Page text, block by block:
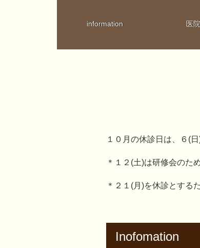
information 医
１０月の休診日は、６(
＊１２(土)は研修会のた
＊２１(月)を休診とする
Inofomation